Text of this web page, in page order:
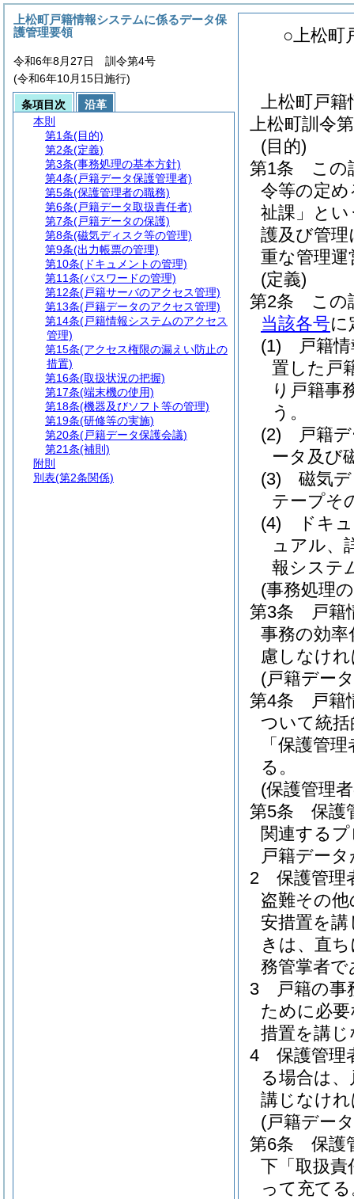
○上松町
上松町戸
上松町訓令
(目的)
第1条
この
令等の定
祉課」とい
護及び管
重な管理
(定義)
第2条
この
当該各号に
(1)
戸籍
置した戸
り戸籍事
う。
(2)
戸籍
ータ及び
(3)
磁気
テープそ
(4)
ドキ
ュアル、
報システ
(事務処理
第3条
戸籍
事務の効
慮しなけ
(戸籍デー
第4条
戸籍
ついて統
「保護管
る。
(保護管理
第5条
保護
関連する
戸籍デー
2
保護管理
盗難その他
安措置を
きは、直
務管掌者
3
戸籍の事
ために必
措置を講
4
保護管理
る場合は
講じなけ
(戸籍デー
第6条
保護
下「取扱責
って充て
上松町戸籍情報システムに係るデータ保
護管理要領
令和6年8月27日 訓令第4号
(令和6年10月15日施行)
条項目次
沿革
本則
第1条(目的)
第2条(定義)
第3条(事務処理の基本方針)
第4条(戸籍データ保護管理者)
第5条(保護管理者の職務)
第6条(戸籍データ取扱責任者)
第7条(戸籍データの保護)
第8条(磁気ディスク等の管理)
第9条(出力帳票の管理)
第10条(ドキュメントの管理)
第11条(パスワードの管理)
第12条(戸籍サーバのアクセス管理)
第13条(戸籍データのアクセス管理)
第14条(戸籍情報システムのアクセス
管理)
第15条(アクセス権限の漏えい防止の
措置)
第16条(取扱状況の把握)
第17条(端末機の使用)
第18条(機器及びソフト等の管理)
第19条(研修等の実施)
第20条(戸籍データ保護会議)
第21条(補則)
附則
別表(第2条関係)